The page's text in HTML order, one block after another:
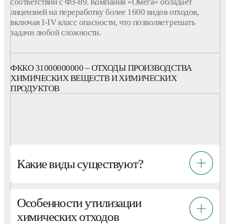
лицензией на переработкуболее 1600 видовотходов,
включая I-IVкласс опасности, что позволяет решать
задачи любой сложности.
ФККО 31000000000 – ОТХОДЫ ПРОИЗВОДСТВА
ХИМИЧЕСКИХ ВЕЩЕСТВ И ХИМИЧЕСКИХ
ПРОДУКТОВ
Какие виды существуют?
Особенности утилизации
химических отходов